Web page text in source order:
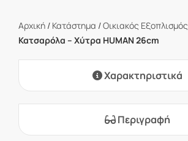
Αρχική / Κατάστημα /Οικιακός Εξοπλισμός
Κατσαρόλα – Χύτρα HUMAN 26cm
Χαρακτηριστικά
Περιγραφή